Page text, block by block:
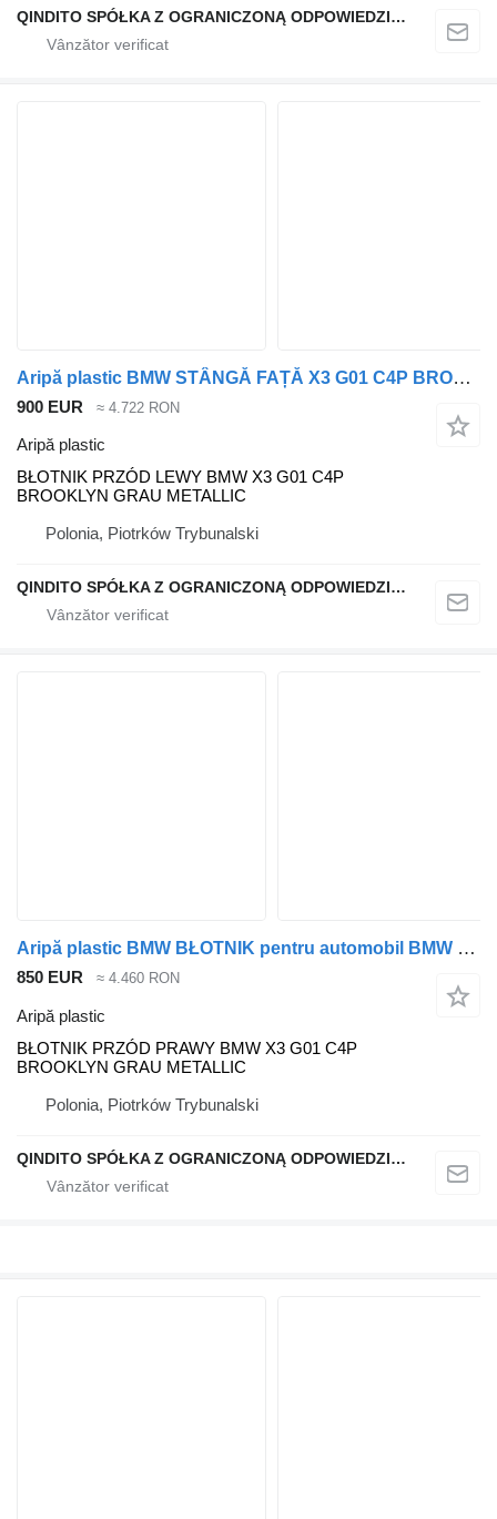
QINDITO SPÓŁKA Z OGRANICZONĄ ODPOWIEDZIALNOŚCIĄ
Aripă plastic BMW STÂNGĂ FAȚĂ X3 G01 C4P BROOKLYN GRI METALIC BŁOTNIK pentru automobil BMW X3 G01
900 EUR ≈ 4.722 RON
Aripă plastic
BŁOTNIK PRZÓD LEWY BMW X3 G01 C4P
BROOKLYN GRAU METALLIC
Polonia, Piotrków Trybunalski
QINDITO SPÓŁKA Z OGRANICZONĄ ODPOWIEDZIALNOŚCIĄ
Aripă plastic BMW BŁOTNIK pentru automobil BMW X3 G01
850 EUR ≈ 4.460 RON
Aripă plastic
BŁOTNIK PRZÓD PRAWY BMW X3 G01 C4P
BROOKLYN GRAU METALLIC
Polonia, Piotrków Trybunalski
QINDITO SPÓŁKA Z OGRANICZONĄ ODPOWIEDZIALNOŚCIĄ